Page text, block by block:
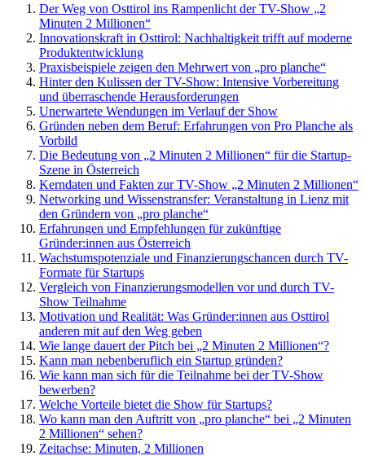
Der Weg von Osttirol ins Rampenlicht der TV-Show „2
Minuten 2 Millionen“
Innovationskraft in Osttirol: Nachhaltigkeit trifft auf moderne
Produktentwicklung
Praxisbeispiele zeigen den Mehrwert von „pro planche“
Hinter den Kulissen der TV-Show: Intensive Vorbereitung
und überraschende Herausforderungen
Unerwartete Wendungen im Verlauf der Show
Gründen neben dem Beruf: Erfahrungen von Pro Planche als
Vorbild
Die Bedeutung von „2 Minuten 2 Millionen“ für die Startup-
Szene in Österreich
Kerndaten und Fakten zur TV-Show „2 Minuten 2 Millionen“
Networking und Wissenstransfer: Veranstaltung in Lienz mit
den Gründern von „pro planche“
Erfahrungen und Empfehlungen für zukünftige
Gründer:innen aus Österreich
Wachstumspotenziale und Finanzierungschancen durch TV-
Formate für Startups
Vergleich von Finanzierungsmodellen vor und durch TV-
Show Teilnahme
Motivation und Realität: Was Gründer:innen aus Osttirol
anderen mit auf den Weg geben
Wie lange dauert der Pitch bei „2 Minuten 2 Millionen“?
Kann man nebenberuflich ein Startup gründen?
Wie kann man sich für die Teilnahme bei der TV-Show
bewerben?
Welche Vorteile bietet die Show für Startups?
Wo kann man den Auftritt von „pro planche“ bei „2 Minuten
2 Millionen“ sehen?
Zeitachse: Minuten, 2 Millionen